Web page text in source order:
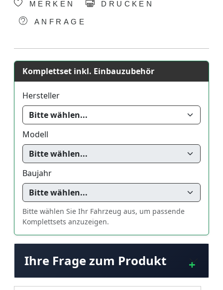
MERKEN DRUCKEN
ANFRAGE
Komplettset inkl. Einbauzubehör
Hersteller
Modell
Baujahr
Bitte wählen Sie Ihr Fahrzeug aus, um passende
Komplettsets anzuzeigen.
Ihre Frage zum Produkt